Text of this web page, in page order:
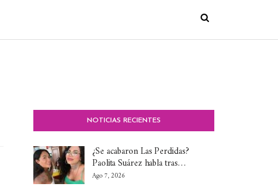
NOTICIAS RECIENTES
¿Se acabaron Las Perdidas?
Paolita Suárez habla tras…
Ago 7, 2026